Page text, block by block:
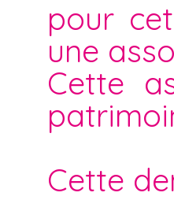
pour
une
Cette
Cette